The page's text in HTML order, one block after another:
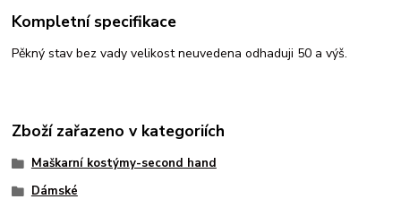
Kompletní specifikace
Pěkný stav bez vady velikost neuvedena odhaduji 50 a výš.
Zboží zařazeno v kategoriích
Maškarní kostýmy-second hand
Dámské